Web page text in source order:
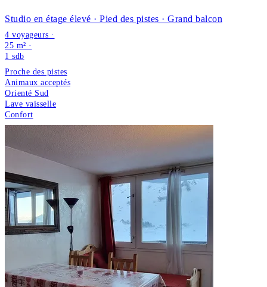
Studio en étage élevé · Pied des pistes · Grand balcon
4 voyageurs ·
25 m² ·
1sdb
Proche des pistes
Animaux acceptés
Orienté Sud
Lave vaisselle
Confort